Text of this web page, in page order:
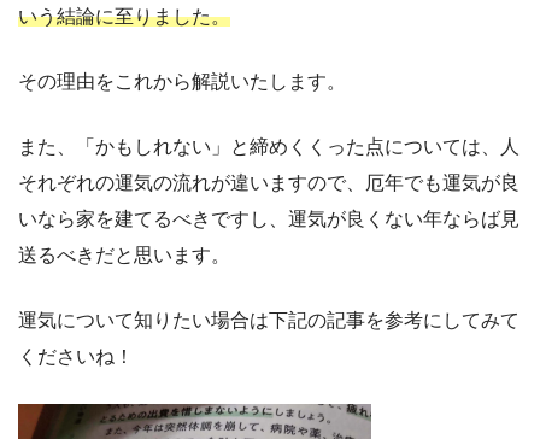
いう結論に至りました。
その理由をこれから解説いたします。
また、「かもしれない」と締めくくった点については、人
それぞれの運気の流れが違いますので、厄年でも運気が良
いなら家を建てるべきですし、運気が良くない年ならば見
送るべきだと思います。
運気について知りたい場合は下記の記事を参考にしてみて
くださいね！